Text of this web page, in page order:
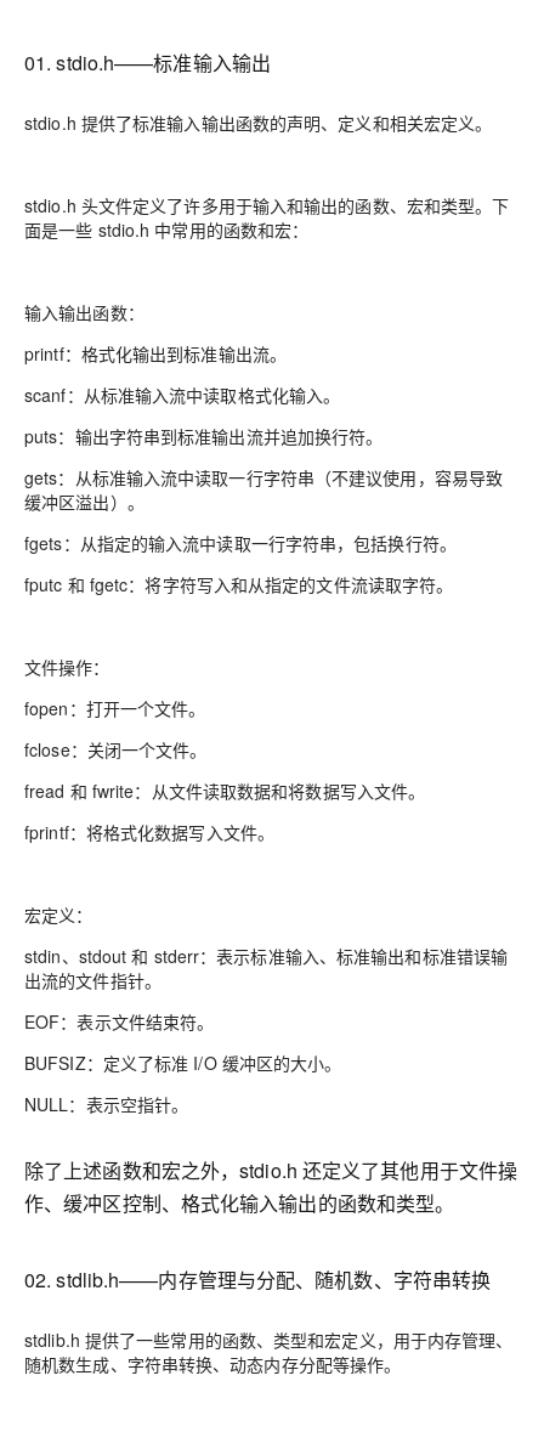
01. stdio.h——标准输入输出
stdio.h 提供了标准输入输出函数的声明、定义和相关宏定义。
stdio.h 头文件定义了许多用于输入和输出的函数、宏和类型。下
面是一些 stdio.h 中常用的函数和宏：
输入输出函数：
printf：格式化输出到标准输出流。
scanf：从标准输入流中读取格式化输入。
puts：输出字符串到标准输出流并追加换行符。
gets：从标准输入流中读取一行字符串（不建议使用，容易导致
缓冲区溢出）。
fgets：从指定的输入流中读取一行字符串，包括换行符。
fputc 和 fgetc：将字符写入和从指定的文件流读取字符。
文件操作：
fopen：打开一个文件。
fclose：关闭一个文件。
fread 和 fwrite：从文件读取数据和将数据写入文件。
fprintf：将格式化数据写入文件。
宏定义：
stdin、stdout 和 stderr：表示标准输入、标准输出和标准错误输
出流的文件指针。
EOF：表示文件结束符。
BUFSIZ：定义了标准 I/O 缓冲区的大小。
NULL：表示空指针。
除了上述函数和宏之外，stdio.h 还定义了其他用于文件操
作、缓冲区控制、格式化输入输出的函数和类型。
02. stdlib.h——内存管理与分配、随机数、字符串转换
stdlib.h 提供了一些常用的函数、类型和宏定义，用于内存管理、
随机数生成、字符串转换、动态内存分配等操作。